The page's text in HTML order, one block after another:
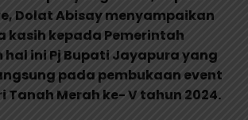
Dolat Abisay menyampaikan
kasih kepada Pemerintah
hal ini Pj Bupati Jayapura yang
pada pembukaan event
Tanah Merah ke- V tahun 2024.